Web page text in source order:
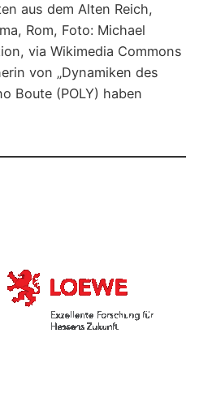
aus dem Alten Reich,
Rom, Foto: Michael
via Wikimedia Commons
von „Dynamiken des
Boute (POLY) haben